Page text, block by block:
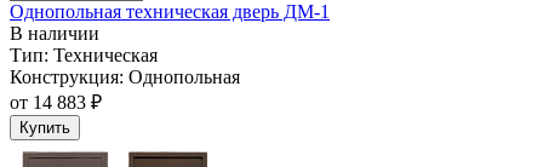
Однопольная техническая дверь ДМ-1
В наличии
Тип: Техническая
Конструкция: Однопольная
от 14 883 ₽
Купить